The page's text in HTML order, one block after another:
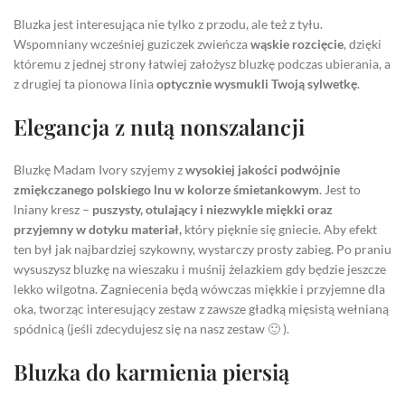
Bluzka jest interesująca nie tylko z przodu, ale też z tyłu.
Wspomniany wcześniej guziczek zwieńczawąskie rozcięcie, dzięki
któremu z jednej strony łatwiej założysz bluzkę podczas ubierania, a
z drugiej ta pionowa liniaoptycznie wysmukli Twoją sylwetkę.
Elegancja z nutą nonszalancji
Bluzkę Madam Ivory szyjemy zwysokiej jakości podwójnie
zmiękczanego polskiego lnu w kolorze śmietankowym. Jest to
lniany kresz – puszysty, otulający i niezwykle miękki oraz
przyjemny w dotyku materiał, który pięknie się gniecie. Aby efekt
ten był jak najbardziej szykowny, wystarczy prosty zabieg. Po praniu
wysuszysz bluzkę na wieszaku i muśnij żelazkiem gdy będzie jeszcze
lekko wilgotna. Zagniecenia będą wówczas miękkie i przyjemne dla
oka, tworząc interesujący zestaw z zawsze gładką mięsistą wełnianą
spódnicą (jeśli zdecydujesz się na nasz zestaw 🙂 ).
Bluzka do karmienia piersią